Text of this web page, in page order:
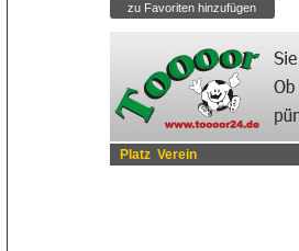
Platz Verein